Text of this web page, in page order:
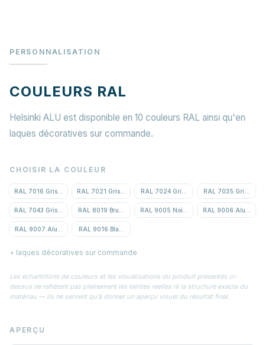
PERSONNALISATION
COULEURS RAL
Helsinki ALU est disponible en 10 couleurs RAL ainsi qu'en
laques décoratives sur commande.
CHOISIR LA COULEUR
RAL 7016 Gris anthraciteRAL 7021 Gris noir RAL 7024 Gris graphiteRAL 7035 Gris clair
RAL 7043 Gris signalisation BRAL 8019 Brun gris RAL 9005 Noir foncé RAL 9006
RAL 9007 Aluminium grisRAL 9016 Blanc signalisation
+ laques décoratives sur commande
Les échantillons de couleurs et les visualisations du produit présentés ci-
dessus ne reflètent pas pleinement les teintes réelles ni la structure exacte du
matériau — ils ne servent qu’à donner un aperçu visuel du résultat final.
APERÇU